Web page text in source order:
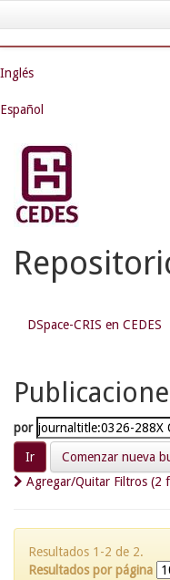
navigation
Inglés
Español
DSpace-CRIS en CEDES
por
Comenzar nueva
Agregar/Quitar Filtros (2
Resultados 1-2 de 2.
Resultados por página